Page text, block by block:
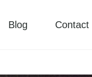
Blog Contact